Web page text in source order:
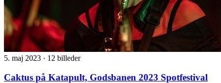
5. maj 2023 · 12 billeder
Caktus på Katapult, Godsbanen 2023 Spotfestival